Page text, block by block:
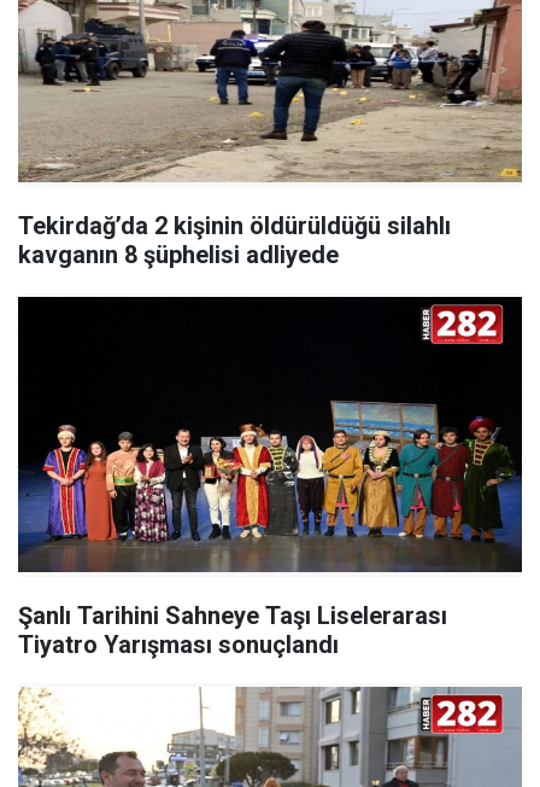
Tekirdağ’da 2 kişinin öldürüldüğü silahlı
kavganın 8 şüphelisi adliyede
Şanlı Tarihini Sahneye Taşı Liselerarası
Tiyatro Yarışması sonuçlandı